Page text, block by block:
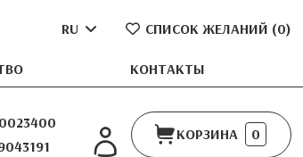
КОНТАКТЫ
RU СПИСОК ЖЕЛАНИЙ (0)
КОРЗИНА 0